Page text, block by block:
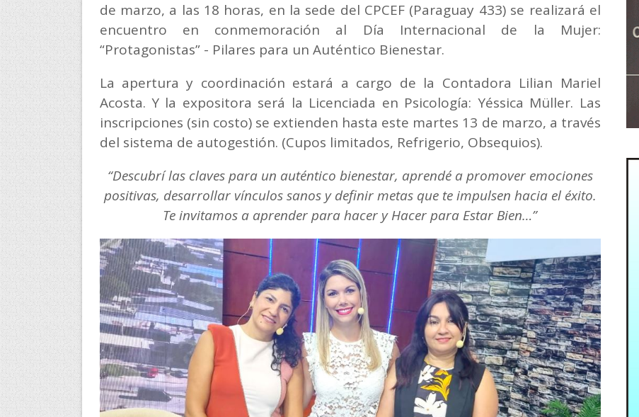
de marzo, a las 18 horas, en la sede del CPCEF (Paraguay 433) se realizará el
encuentro en conmemoración al Día Internacional de la Mujer:
“Protagonistas” - Pilares para un Auténtico Bienestar.
La apertura y coordinación estará a cargo de la Contadora Lilian Mariel
Acosta. Y la expositora será la Licenciada en Psicología: Yéssica Müller. Las
inscripciones (sin costo) se extienden hasta este martes 13 de marzo, a través
del sistema de autogestión. (Cupos limitados, Refrigerio, Obsequios).
“Descubrí las claves para un auténtico bienestar, aprendé a promover emociones
positivas, desarrollar vínculos sanos y definir metas que te impulsen hacia el éxito.
Te invitamos a aprender para hacer y Hacer para Estar Bien…”